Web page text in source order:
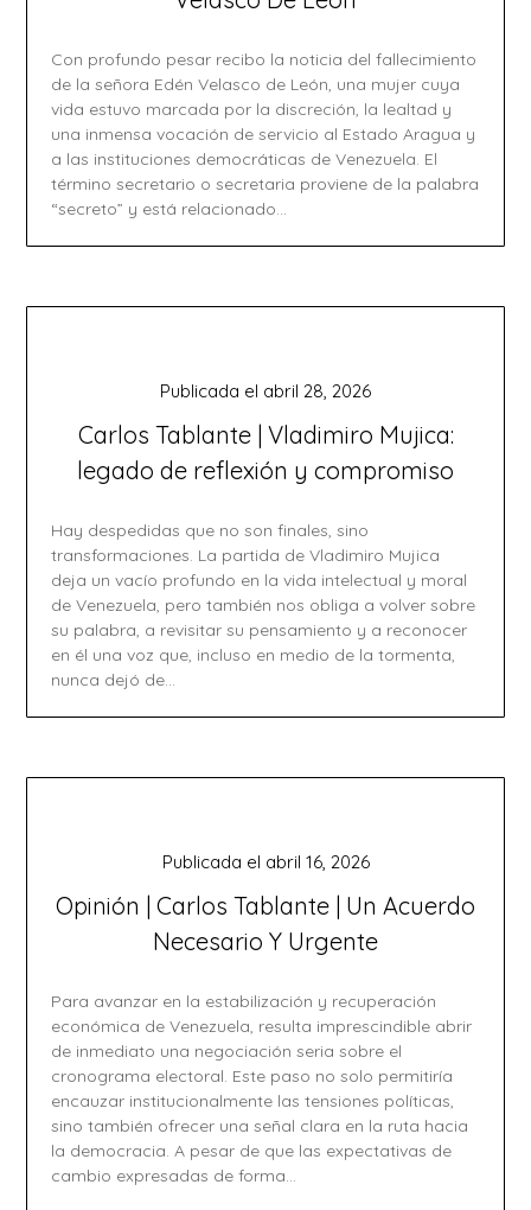
Con profundo pesar recibo la noticia del fallecimiento
de la señora Edén Velasco de León, una mujer cuya
vida estuvo marcada por la discreción, la lealtad y
una inmensa vocación de servicio al Estado Aragua y
a las instituciones democráticas de Venezuela. El
término secretario o secretaria proviene de la palabra
“secreto” y está relacionado…
Carlos Tablante | Vladimiro Mujica:
legado de reflexión y compromiso
Publicada el abril 28, 2026
Hay despedidas que no son finales, sino
transformaciones. La partida de Vladimiro Mujica
deja un vacío profundo en la vida intelectual y moral
de Venezuela, pero también nos obliga a volver sobre
su palabra, a revisitar su pensamiento y a reconocer
en él una voz que, incluso en medio de la tormenta,
nunca dejó de…
Opinión | Carlos Tablante | Un Acuerdo
Necesario Y Urgente
Publicada el abril 16, 2026
Para avanzar en la estabilización y recuperación
económica de Venezuela, resulta imprescindible abrir
de inmediato una negociación seria sobre el
cronograma electoral. Este paso no solo permitiría
encauzar institucionalmente las tensiones políticas,
sino también ofrecer una señal clara en la ruta hacia
la democracia. A pesar de que las expectativas de
cambio expresadas de forma…